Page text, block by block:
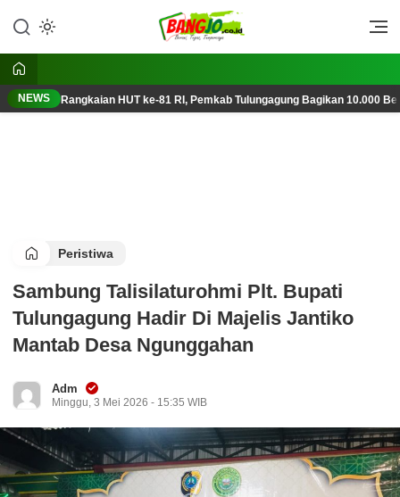
konten
Bangjo.co.id
Berani, Tegas, Terpercaya
NEWS Rangkaian HUT ke-81 RI, Pemkab Tulungagung Bagikan 10.000
Peristiwa
Sambung Talisilaturohmi Plt. Bupati
Tulungagung Hadir Di Majelis Jantiko
Mantab Desa Ngunggahan
Adm
Minggu, 3 Mei 2026 - 15:35 WIB